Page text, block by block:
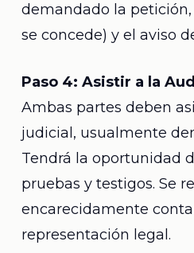
demandado la
se concede) y el aviso
Paso 4: Asistir a la
Ambas partes deben
judicial, usualmente
Tendrá la oportunidad
pruebas y testigos. Se
encarecidamente
representación legal.